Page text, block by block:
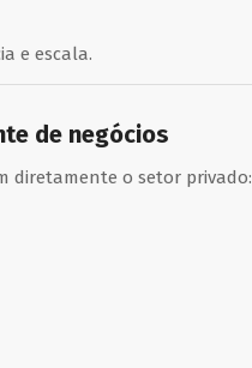
e escala.
de negócios
diretamente o setor privado: